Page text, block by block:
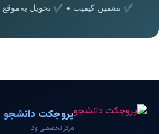
✔ تضمین کیفیت • ✔ تحویل به‌موقع
پروجکت دانشجو
مرکز تخصصی وکا